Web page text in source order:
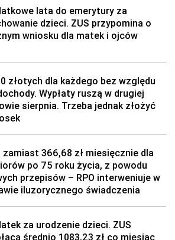
lata do emerytury za
dzieci. ZUS przypomina o
wniosku dla matek i ojców
złotych dla każdego bez względu
Wypłaty ruszą w drugiej
sierpnia. Trzeba jednak złożyć
zamiast 366,68 zł miesięcznie dla
po 75 roku życia, z powodu
przepisów – RPO interweniuje w
iluzorycznego świadczenia
za urodzenie dzieci. ZUS
średnio 1083,23 zł co miesiąc